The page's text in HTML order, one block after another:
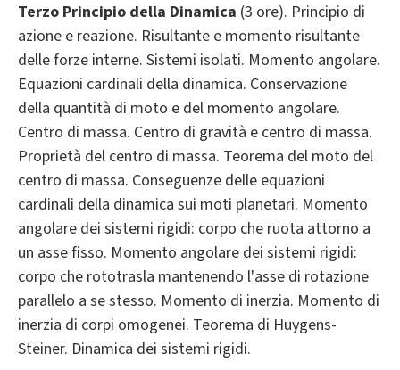
Terzo Principio della Dinamica (3 ore). Principio di
azione e reazione. Risultante e momento risultante
delle forze interne. Sistemi isolati. Momento angolare.
Equazioni cardinali della dinamica. Conservazione
della quantità di moto e del momento angolare.
Centro di massa. Centro di gravità e centro di massa.
Proprietà del centro di massa. Teorema del moto del
centro di massa. Conseguenze delle equazioni
cardinali della dinamica sui moti planetari. Momento
angolare dei sistemi rigidi: corpo che ruota attorno a
un asse fisso. Momento angolare dei sistemi rigidi:
corpo che rototrasla mantenendo l'asse di rotazione
parallelo a se stesso. Momento di inerzia. Momento di
inerzia di corpi omogenei. Teorema di Huygens-
Steiner. Dinamica dei sistemi rigidi.